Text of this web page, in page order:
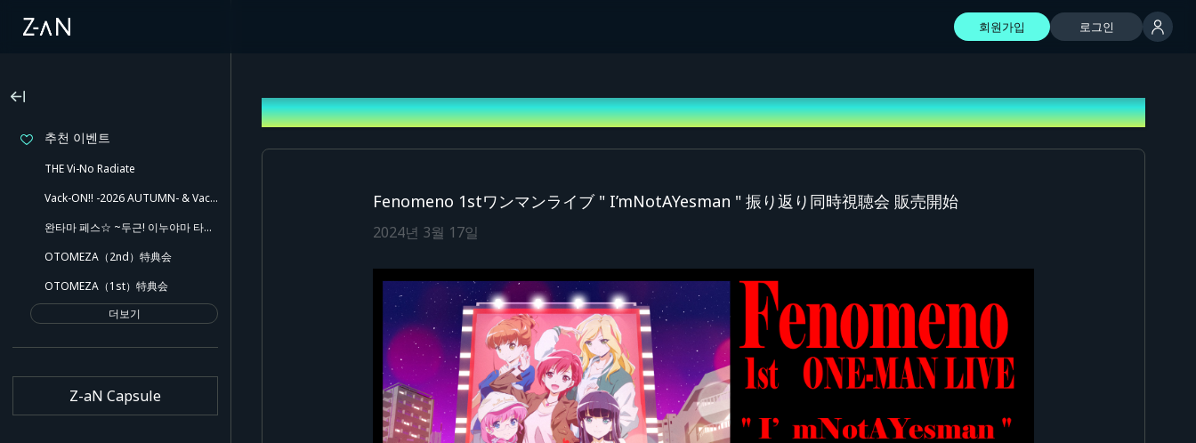
회원가입 로그인
추천 이벤트
THE Vi-No Radiate
Vack-ON!! -2026 AUTUMN- & Vack-ON!! -Blink side-
완타마 페스☆ ~두근! 이누야마 타마키와 유쾌한 동료들!! 깜짝 노출도 있어~
OTOMEZA（2nd）特典会
OTOMEZA（1st）特典会
더보기
Z-aN Capsule
안내
Fenomeno 1stワンマンライブ " I’mNotAYesman " 振り返り同時視聴会 販売開始
2024년 3월 17일